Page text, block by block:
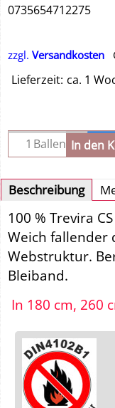
0735654712275
zzgl. Versandkosten
Lieferzeit: ca. 1
Ballen In den
Beschreibung
100 % Trevira
Weich fallender
Webstruktur.
Bleiband.
In 180 cm, 260